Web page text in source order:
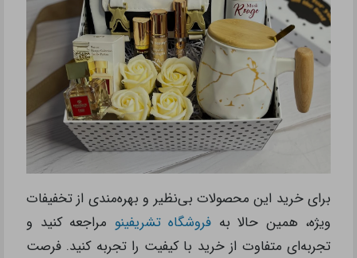
برای خرید این محصولات بی‌نظیر و بهره‌مندی از تخفیفات
ویژه، همین حالا به فروشگاه تشریفینو مراجعه کنید و
تجربه‌ای متفاوت از خرید با کیفیت را تجربه کنید. فرصت